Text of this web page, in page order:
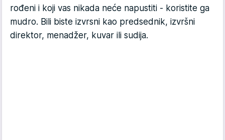
rođeni i koji vas nikada neće napustiti - koristite ga
mudro. Bili biste izvrsni kao predsednik, izvršni
direktor, menadžer, kuvar ili sudija.